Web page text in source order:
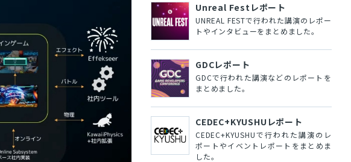
Unreal Festレポート
UNREAL FESTで行われた講演のレポー
トやインタビューをまとめました。
GDCレポート
GDCで行われた講演などのレポートを
まとめました。
CEDEC+KYUSHUレポート
CEDEC+KYUSHUで行われた講演のレ
ポートやイベントレポートをまとめま
した。